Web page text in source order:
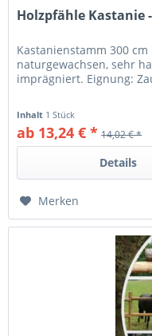
Holzpfähle Kastanie
Kastanienstamm 300
naturgewachsen, sehr
imprägniert. Eignung:
Inhalt 1 Stück
ab 13,24 € * 14,02 € *
Details
Merken